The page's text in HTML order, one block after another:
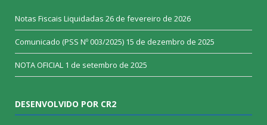
Notas Fiscais Liquidadas 26 de fevereiro de 2026
Comunicado (PSS Nº 003/2025) 15 de dezembro de 2025
NOTA OFICIAL 1 de setembro de 2025
DESENVOLVIDO POR CR2